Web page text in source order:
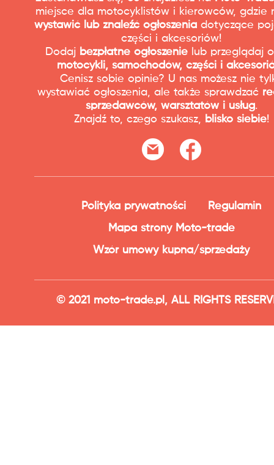
miejsce dla motocyklistów i kierowców, gdzie
wystawić lub znaleźć ogłoszenia dotyczące
części i akcesoriów!
Dodaj bezpłatne ogłoszenielub przeglądaj
motocykli, samochodów, części i
Cenisz sobie opinie? U nas możesz nie
wystawiać ogłoszenia, ale także sprawdzać
sprzedawców, warsztatów i usług.
Znajdź to, czego szukasz, blisko siebie!
Polityka prywatności
Regulamin
Mapa strony Moto-trade
Wzór umowy kupna/sprzedaży
© 2021 moto-trade.pl, ALL RIGHTS